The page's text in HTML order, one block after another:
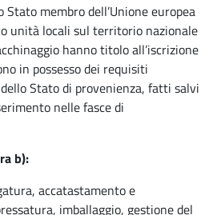
membro dell’Unione europea
unità locali sul territorio nazionale
hanno titolo all’iscrizione
in possesso dei requisiti
Stato di provenienza, fatti salvi
nelle fasce di
b):
accatastamento e
imballaggio, gestione del